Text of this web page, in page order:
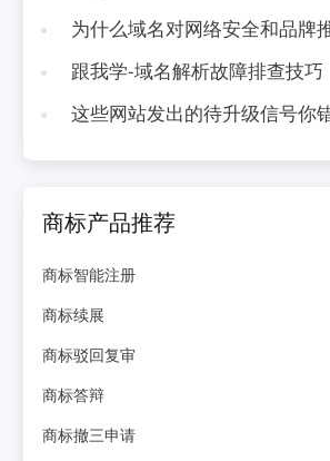
为什么域名对网络安全和品牌
跟我学-域名解析故障排查技巧
这些网站发出的待升级信号你
商标产品推荐
商标智能注册
商标续展
商标驳回复审
商标答辩
商标撤三申请